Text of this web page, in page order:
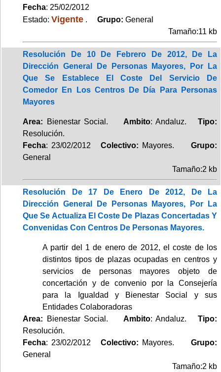
Fecha: 25/02/2012
Estado: Vigente . Grupo: General
Tamaño:11 kb
Resolución De 10 De Febrero De 2012, De La
Dirección General De Personas Mayores, Por La
Que Se Establece El Coste Del Servicio De
Comedor En Los Centros De Día Para Personas
Mayores
Area: Bienestar Social. Ambito: Andaluz.Tipo:
Resolución.
Fecha: 23/02/2012 Colectivo: Mayores.
Grupo:
General
Tamaño:2 kb
Resolución De 17 De Enero De 2012, De La
Dirección General De Personas Mayores, Por La
Que Se Actualiza El Coste De Plazas Concertadas Y
Convenidas Con Centros De Personas Mayores.
A partir del 1 de enero de 2012, el coste de los
distintos tipos de plazas ocupadas en centros y
servicios de personas mayores objeto de
concertación y de convenio por la Consejería
para la Igualdad y Bienestar Social y sus
Entidades Colaboradoras
Area: Bienestar Social. Ambito: Andaluz.Tipo:
Resolución.
Fecha: 23/02/2012 Colectivo: Mayores.
Grupo:
General
Tamaño:2 kb